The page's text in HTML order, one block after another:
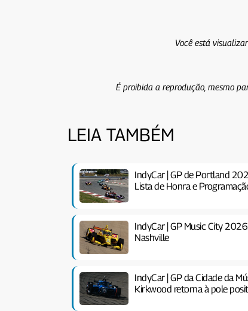
Você está
É proibida a reprodução, mesmo
LEIA TAMBÉM
IndyCar | GP de Portland
Lista de Honra e
IndyCar | GP Music City
Nashville
IndyCar | GP da Cidade da
Kirkwood retorna à pole